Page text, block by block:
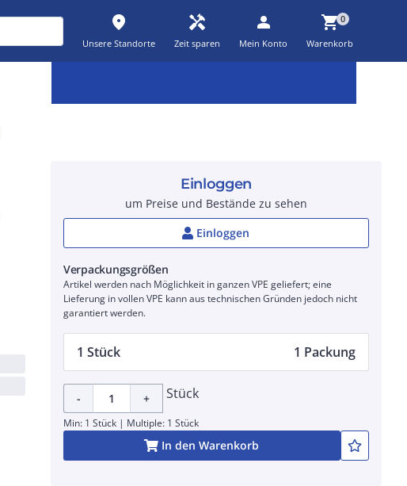
place
Unsere Standorte
handyman
Zeit sparen
person
Mein Konto
shopping_cart0
Warenkorb
Einloggen
um Preise und Bestände zu sehen
Einloggen
Verpackungsgrößen
Artikel werden nach Möglichkeit in ganzen VPE geliefert; eine
Lieferung in vollen VPE kann aus technischen Gründen jedoch nicht
garantiert werden.
1 Stück 1 Packung
- + Stück
Min: 1 Stück | Multiple: 1 Stück
In den Warenkorb